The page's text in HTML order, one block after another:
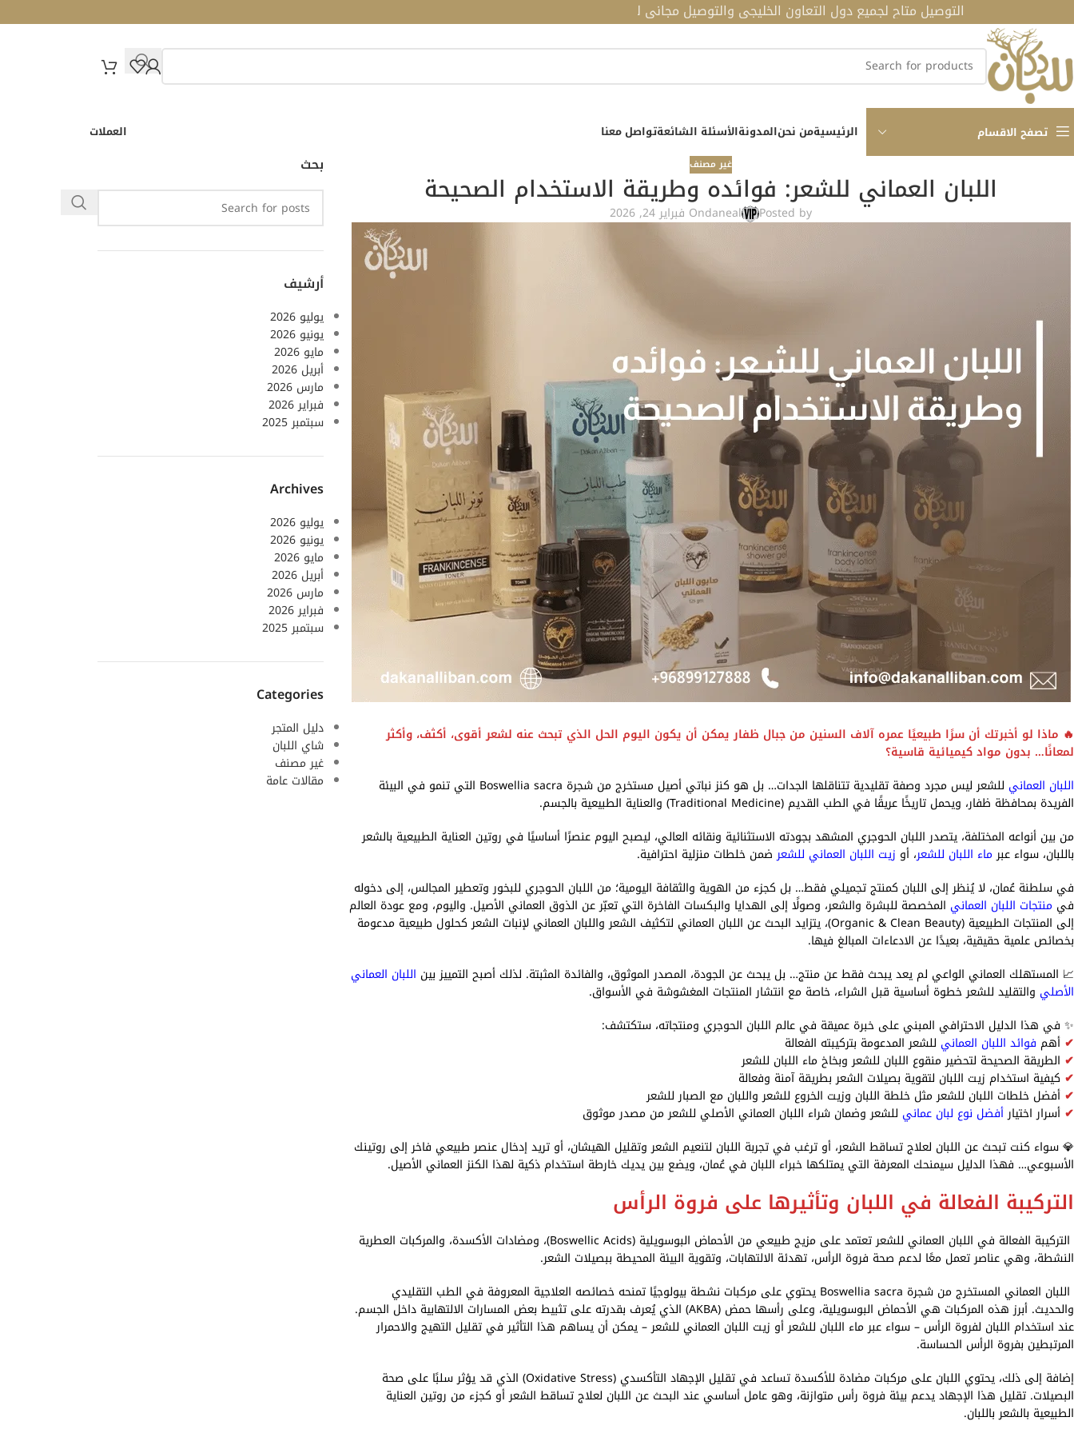
التوصيل متاح لجميع دول التعاون الخليجي والتوصيل مجاني للطلبات فوق 190 ريال
تصفح الاقسام الرئيسيةمن نحنالمدونةالأسئلة الشائعةتواصل معنا العملات
غير مصنف
اللبان العماني للشعر: فوائده وطريقة الاستخدام الصحيحة
Posted by
danealOn فبراير 24, 2026
🔥 ماذا لو أخبرتك أن سرًا طبيعيًا عمره آلاف السنين من جبال ظفار يمكن أن يكون اليوم الحل الذي تبحث عنه لشعر أقوى، أكثف، وأكثر
لمعانًا… بدون مواد كيميائية قاسية؟
اللبان العماني
للشعر ليس مجرد وصفة تقليدية تتناقلها الجدات… بل هو كنز نباتي أصيل مستخرج من شجرة Boswellia sacra التي تنمو في البيئة
الفريدة بمحافظة ظفار، ويحمل تاريخًا عريقًا في الطب القديم (Traditional Medicine) والعناية الطبيعية بالجسم.
من بين أنواعه المختلفة، يتصدر اللبان الحوجري المشهد بجودته الاستثنائية ونقائه العالي، ليصبح اليوم عنصرًا أساسيًا في روتين العناية الطبيعية بالشعر
باللبان، سواء عبرماء اللبان للشعر، أو زيت اللبان العماني للشعرضمن خلطات منزلية احترافية.
في سلطنة عُمان، لا يُنظر إلى اللبان كمنتج تجميلي فقط… بل كجزء من الهوية والثقافة اليومية؛ من اللبان الحوجري للبخور وتعطير المجالس، إلى دخوله
في منتجات اللبان العماني المخصصة للبشرة والشعر، وصولًا إلى الهدايا والبكسات الفاخرة التي تعبّر عن الذوق العماني الأصيل. واليوم، ومع عودة العالم
إلى المنتجات الطبيعية (Organic & Clean Beauty)، يتزايد البحث عن اللبان العماني لتكثيف الشعر واللبان العماني لإنبات الشعر كحلول طبيعية مدعومة
بخصائص علمية حقيقية، بعيدًا عن الادعاءات المبالغ فيها.
📈 المستهلك العماني الواعي لم يعد يبحث فقط عن منتج… بل يبحث عن الجودة، المصدر الموثوق، والفائدة المثبتة. لذلك أصبح التمييز بين اللبان العماني
الأصلي والتقليد للشعر خطوة أساسية قبل الشراء، خاصة مع انتشار المنتجات المغشوشة في الأسواق.
✨ في هذا الدليل الاحترافي المبني على خبرة عميقة في عالم اللبان الحوجري ومنتجاته، ستكتشف:
✔ أهم فوائد اللبان العماني للشعر المدعومة بتركيبته الفعالة
✔ الطريقة الصحيحة لتحضير منقوع اللبان للشعر وبخاخ ماء اللبان للشعر
✔ كيفية استخدام زيت اللبان لتقوية بصيلات الشعر بطريقة آمنة وفعالة
✔ أفضل خلطات اللبان للشعر مثل خلطة اللبان وزيت الخروع للشعر واللبان مع الصبار للشعر
✔ أسرار اختيارأفضل نوع لبان عماني للشعر وضمان شراء اللبان العماني الأصلي للشعر من مصدر موثوق
💎 سواء كنت تبحث عن اللبان لعلاج تساقط الشعر، أو ترغب في تجربة اللبان لتنعيم الشعر وتقليل الهيشان، أو تريد إدخال عنصر طبيعي فاخر إلى روتينك
الأسبوعي… فهذا الدليل سيمنحك المعرفة التي يمتلكها خبراء اللبان في عُمان، ويضع بين يديك خارطة استخدام ذكية لهذا الكنز العماني الأصيل.
التركيبة الفعالة في اللبان وتأثيرها على فروة الرأس
التركيبة الفعالة في اللبان العماني للشعر تعتمد على مزيج طبيعي من الأحماض البوسويلية (Boswellic Acids)، ومضادات الأكسدة، والمركبات العطرية
النشطة، وهي عناصر تعمل معًا لدعم صحة فروة الرأس، تهدئة الالتهابات، وتقوية البيئة المحيطة ببصيلات الشعر.
اللبان العماني المستخرج من شجرة Boswellia sacra يحتوي على مركبات نشطة بيولوجيًا تمنحه خصائصه العلاجية المعروفة في الطب التقليدي
والحديث. أبرز هذه المركبات هي الأحماض البوسويلية، وعلى رأسها حمض (AKBA) الذي يُعرف بقدرته على تثبيط بعض المسارات الالتهابية داخل الجسم.
عند استخدام اللبان لفروة الرأس – سواء عبر ماء اللبان للشعر أو زيت اللبان العماني للشعر – يمكن أن يساهم هذا التأثير في تقليل التهيج والاحمرار
المرتبطين بفروة الرأس الحساسة.
إضافة إلى ذلك، يحتوي اللبان على مركبات مضادة للأكسدة تساعد في تقليل الإجهاد التأكسدي (Oxidative Stress) الذي قد يؤثر سلبًا على صحة
البصيلات. تقليل هذا الإجهاد يدعم بيئة فروة رأس متوازنة، وهو عامل أساسي عند البحث عن اللبان لعلاج تساقط الشعر أو كجزء من روتين العناية
الطبيعية بالشعر باللبان.
بحث
أرشيف
يوليو 2026
يونيو 2026
مايو 2026
أبريل 2026
مارس 2026
فبراير 2026
سبتمبر 2025
Archives
يوليو 2026
يونيو 2026
مايو 2026
أبريل 2026
مارس 2026
فبراير 2026
سبتمبر 2025
Categories
دليل المتجر
شاي اللبان
غير مصنف
مقالات عامة